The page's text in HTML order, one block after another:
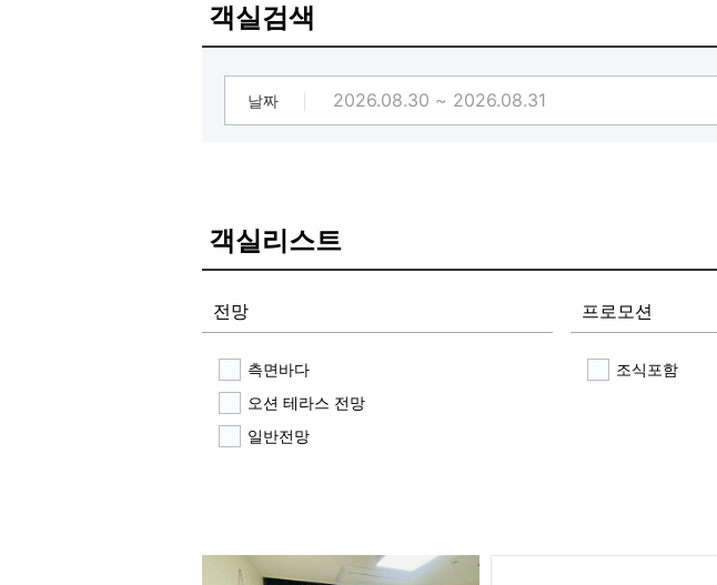
객실검색
날짜
객실리스트
전망
측면바다
오션 테라스 전망
일반전망
프로모션
조식포함